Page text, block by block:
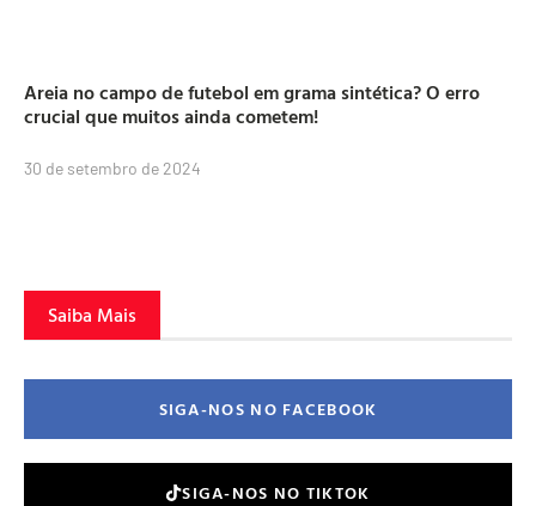
Areia no campo de futebol em grama sintética? O erro
crucial que muitos ainda cometem!
30 de setembro de 2024
Saiba Mais
SIGA-NOS NO FACEBOOK
SIGA-NOS NO TIKTOK